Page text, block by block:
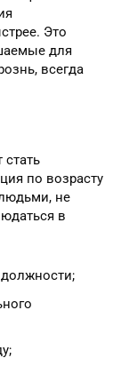
могут
и физически.
Это
для
стать
по возрасту
не